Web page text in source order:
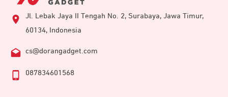
Jl. Lebak Jaya II Tengah No. 2, Surabaya, Jawa Timur,
60134, Indonesia
cs@dorangadget.com
087834601568